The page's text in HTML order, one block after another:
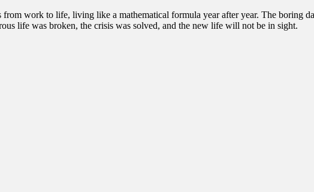
work to life, living like a mathematical formula year after year. The boring
life was broken, the crisis was solved, and the new life will not be in sight.